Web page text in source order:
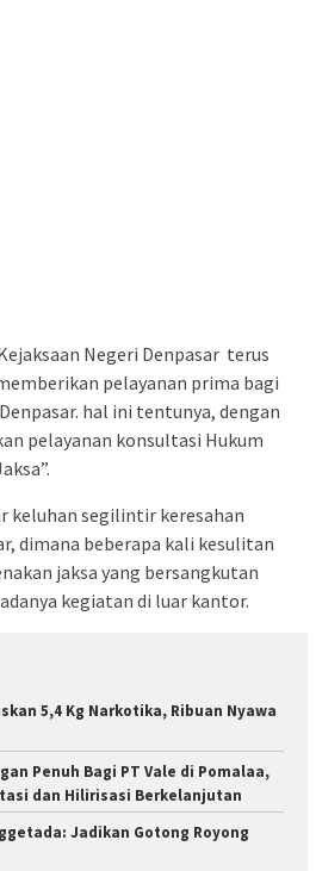
Negeri Denpasar terus
pelayanan prima bagi
hal ini tentunya, dengan
pelayanan konsultasi Hukum
keluhan segilintir keresahan
dimana beberapa kali kesulitan
jaksa yang bersangkutan
kegiatan di luar kantor.
5,4 Kg Narkotika, Ribuan Nyawa
Penuh Bagi PT Vale di Pomalaa,
dan Hilirisasi Berkelanjutan
Jadikan Gotong Royong